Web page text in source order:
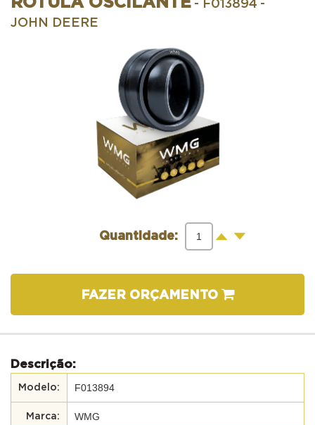
- F013894 -
JOHN DEERE
Quantidade: + -
FAZER ORÇAMENTO
Descrição:
F013894
WMG